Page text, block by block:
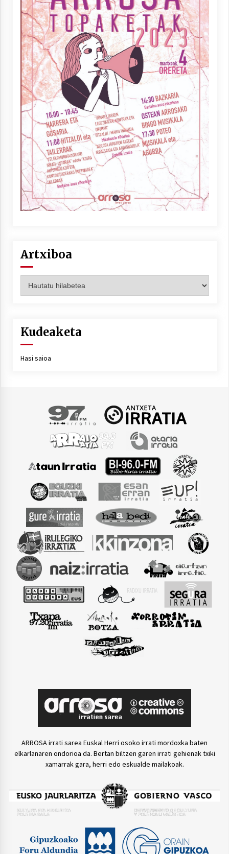
Artxiboa
Kudeaketa
Hasi saioa
ARROSA irrati sarea Euskal Herri osoko irrati mordoxka baten
elkarlanaren ondorioa da. Bertan biltzen garen irrati gehienak txiki
xamarrak gara, herri edo eskualde mailakoak.